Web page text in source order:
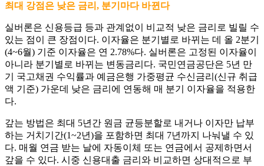
최대 강점은 낮은 금리, 분기마다 바뀐다
실버론은 신용등급 등과 관계없이 비교적 낮은 금리로 빌릴 수
있는 점이 큰 장점이다. 이자율은 분기별로 바뀌는 데 올 2분기
(4~6월) 기준 이자율은 연 2.78%다. 실버론은 고정된 이자율이
아니라 분기별로 바뀌는 변동금리다. 국민연금공단은 5년 만
기 국고채권 수익률과 예금은행 가중평균 수신금리(신규 취급
액 기준) 가운데 낮은 금리에 연동해 매 분기 이자율을 적용한
다.
갚는 방법은 최대 5년간 원금 균등분할로 내거나 이자만 납부
하는 거치기간(1~2년)을 포함하면 최대 7년까지 나눠낼 수 있
다. 매월 연금 받는 날에 자동이체 또는 연금에서 공제하면서
갚을 수 있다. 시중 신용대출 금리와 비교하면 상대적으로 부